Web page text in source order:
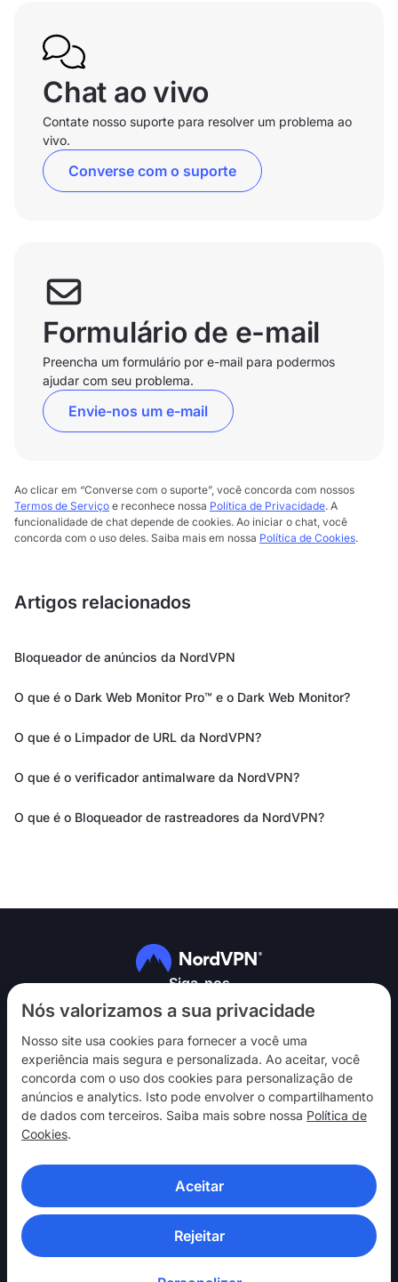
Nós valorizamos a sua privacidade
Nosso site usa cookies para fornecer a você uma
experiência mais segura e personalizada. Ao aceitar, você
concorda com o uso dos cookies para personalização de
anúncios e analytics. Isto pode envolver o compartilhamento
de dados com terceiros. Saiba mais sobre nossa Política de
Cookies.
Aceitar
Rejeitar
Chat ao vivo
Contate nosso suporte para resolver um problema ao
vivo.
Converse com o suporte
Formulário de e-mail
Preencha um formulário por e-mail para podermos
ajudar com seu problema.
Envie-nos um e-mail
Ao clicar em “Converse com o suporte”, você concorda com nossos
Termos de Serviço e reconhece nossa Política de Privacidade. A
funcionalidade de chat depende de cookies. Ao iniciar o chat, você
concorda com o uso deles. Saiba mais em nossa Política de Cookies.
Artigos relacionados
Bloqueador de anúncios da NordVPN
O que é o Dark Web Monitor Pro™ e o Dark Web Monitor?
O que é o Limpador de URL da NordVPN?
O que é o verificador antimalware da NordVPN?
O que é o Bloqueador de rastreadores da NordVPN?
Siga-nos
NordVPN
Interaja
Ajuda
Descubra
APLICATIVOS DE VPN